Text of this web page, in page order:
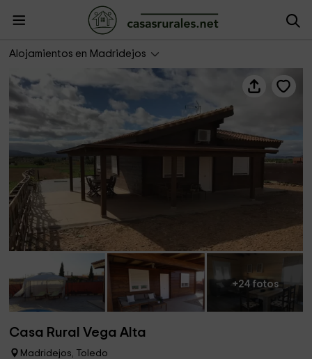
Alojamientos en Madridejos
Casa Rural Vega Alta
+24 fotos
Casa Rural Vega Alta
Madridejos, Toledo